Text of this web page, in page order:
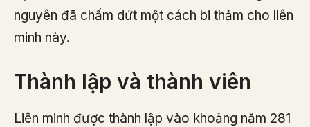
nguyên đã chấm dứt một cách bi thảm cho liên
minh này.
Thành lập và thành viên
Liên minh được thành lập vào khoảng năm 281